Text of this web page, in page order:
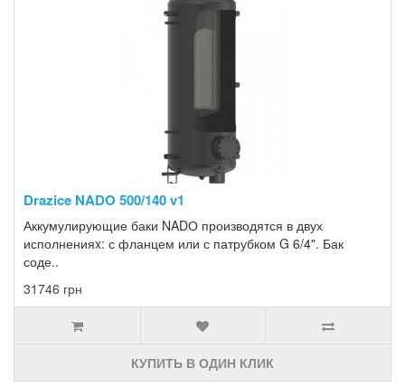
Drazice NADO 500/140 v1
Аккумулирующие баки NADО производятся в двух
исполненияx: с фланцем или с патрубком G 6/4". Бак
соде..
31746 грн
КУПИТЬ В ОДИН КЛИК